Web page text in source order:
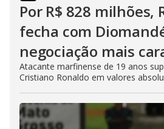
Por R$ 828 milhões,
fecha com
negociação mais
Atacante marfinense de 19 anos
Cristiano Ronaldo em valores